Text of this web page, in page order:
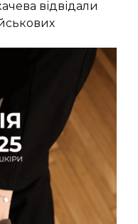
відвідали